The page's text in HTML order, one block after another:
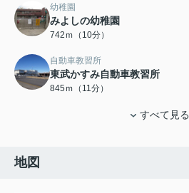
幼稚園
みよしの幼稚園
742ｍ（10分）
自動車教習所
東武かすみ自動車教習所
845ｍ（11分）
すべて見る
地図